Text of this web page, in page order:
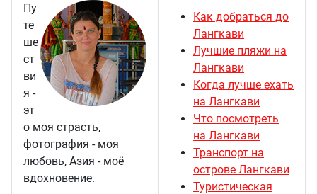
Пу
те
ше
ст
ви
я -
эт
о моя страсть,
фотография - моя
любовь, Азия - моё
вдохновение.
Как добраться до
Лангкави
Лучшие пляжи на
Лангкави
Когда лучше ехать
на Лангкави
Что посмотреть
на Лангкави
Транспорт на
острове Лангкави
Туристическая